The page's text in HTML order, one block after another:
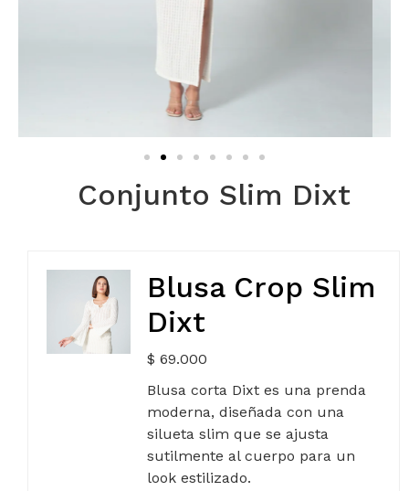
Conjunto Slim Dixt
Blusa Crop Slim
Dixt
$ 69.000
Blusa corta Dixt es una prenda
moderna, diseñada con una
silueta slim que se ajusta
sutilmente al cuerpo para un
look estilizado.